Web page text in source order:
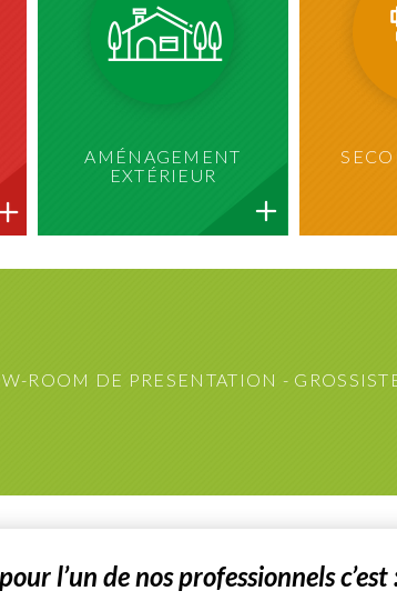
AMÉNAGEMENT
EXTÉRIEUR
ROOM DE PRESENTATION -
l’un de nos professionnels c’est